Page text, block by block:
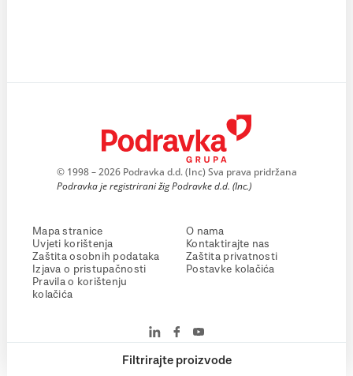
Filtrirajte proizvode
© 1998 – 2026 Podravka d.d. (Inc) Sva prava pridržana
Podravka je registrirani žig Podravke d.d. (Inc.)
Mapa stranice
Uvjeti korištenja
Zaštita osobnih podataka
Izjava o pristupačnosti
Pravila o korištenju
kolačića
O nama
Kontaktirajte nas
Zaštita privatnosti
Postavke kolačića